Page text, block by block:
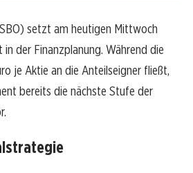
setzt am heutigen Mittwoch
der Finanzplanung. Während die
je Aktie an die Anteilseigner fließt,
bereits die nächste Stufe der